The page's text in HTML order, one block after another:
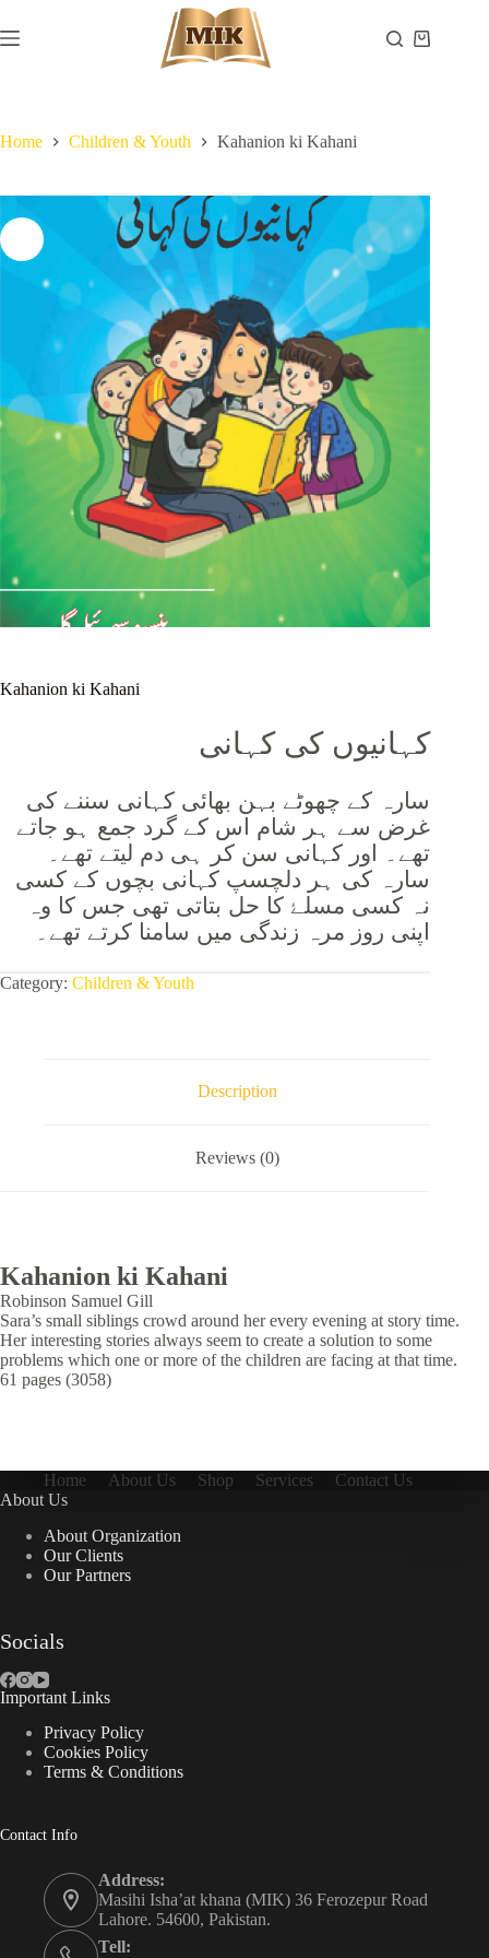
to
content
Shopping
Home Children & Youth Kahanion ki Kahani
Kahanion ki Kahani
کہانیوں کی کہانی
سارہ کے چھوٹے بہن بھائی کہانی سننے کی
غرض سے ہر شام اس کے گرد جمع ہو جاتے
تھے۔ اور کہانی سن کر ہی دم لیتے تھے۔
سارہ کی ہر دلچسپ کہانی بچوں کے کسی
نہ کسی مسلۓ کا حل بتاتی تھی جس کا وہ
اپنی روز مرہ زندگی میں سامنا کرتے تھے۔
Category: Children & Youth
Description
Reviews (0)
Kahanion ki Kahani
Robinson Samuel Gill
Sara’s small siblings crowd around her every evening at story time.
Her interesting stories always seem to create a solution to some
problems which one or more of the children are facing at that time.
61 pages (3058)
Home About Us Shop Services
Contact Us
About Us
About Organization
Our Clients
Our Partners
Socials
Important Links
Privacy Policy
Cookies Policy
Terms & Conditions
Contact Info
Address:
Masihi Isha’at khana (MIK) 36 Ferozepur Road
Lahore. 54600, Pakistan.
Tell: